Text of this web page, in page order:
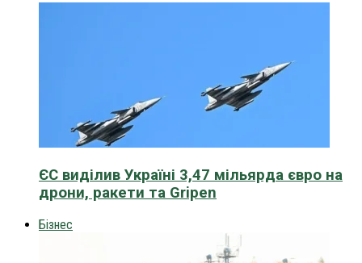
ЄС виділив Україні 3,47 мільярда євро на
дрони, ракети та Gripen
Бізнес